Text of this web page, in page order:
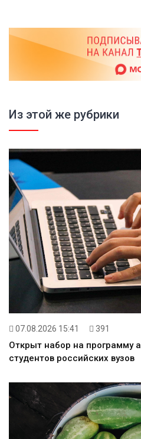
Из этой же рубрики
07.08.2026 15:41 391
Открыт набор на программу
студентов российских вузов